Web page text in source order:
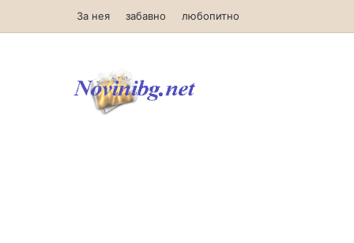
За нея забавно любопитно